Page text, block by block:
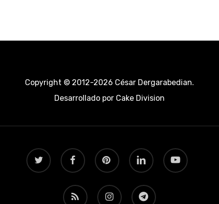
Copyright © 2012-2026 César Dergarabedian.
Desarrollado porCake Division
twitter facebook pinterest linkedin youtube
RSS instagram telegram